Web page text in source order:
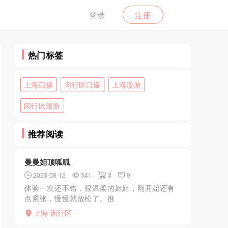
登录 注册
热门标签
上海口爆 闵行区口爆 上海漫游
闵行区漫游
推荐阅读
曼曼姐顶呱呱
2023-08-12 341 3 9
体验一次还不错，很温柔的姐姐，刚开始还有
点紧张，慢慢就放松了。推
荐............................................................
上海-闵行区